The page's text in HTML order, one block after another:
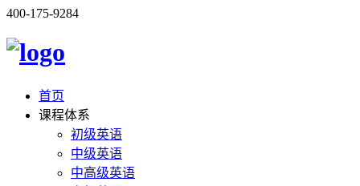
400-175-9284
首页
课程体系
初级英语
中级英语
中高级英语